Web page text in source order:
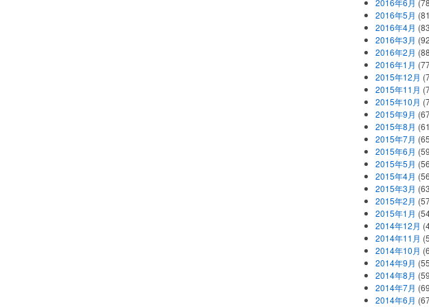
2016年6月
2016年5月
2016年4月
2016年3月
2016年2月
2016年1月
2015年12月
2015年11月
2015年10月
2015年9月
2015年8月
2015年7月
2015年6月
2015年5月
2015年4月
2015年3月
2015年2月
2015年1月
2014年12月
2014年11月
2014年10月
2014年9月
2014年8月
2014年7月
2014年6月